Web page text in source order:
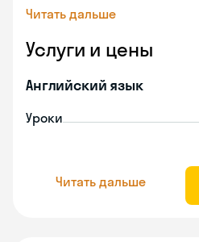
Читать дальше
Услуги и цены
Английский язык
Уроки
Читать дальше